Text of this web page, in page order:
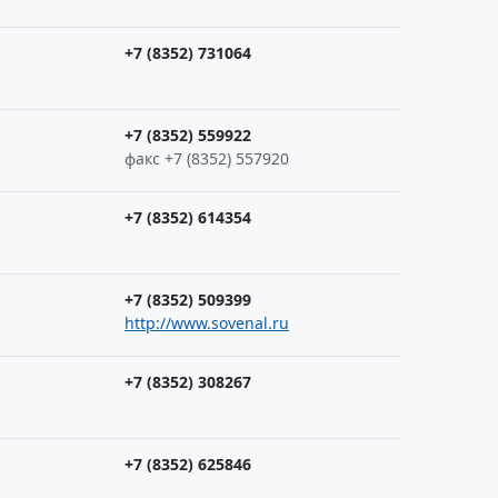
+7 (8352) 731064
+7 (8352) 559922
факс +7 (8352) 557920
+7 (8352) 614354
+7 (8352) 509399
http://www.sovenal.ru
+7 (8352) 308267
+7 (8352) 625846